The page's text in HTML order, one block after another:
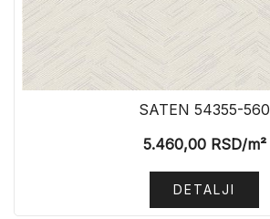
SATEN 54355-560
5.460,00RSD/m²
DETALJI